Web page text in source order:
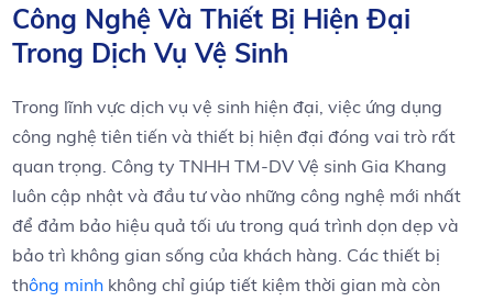
Công⁢ Nghệ Và Thiết ⁢Bị⁣ Hiện Đại
Trong Dịch ​Vụ Vệ Sinh
Trong ⁢lĩnh ⁢vực‍ dịch vụ vệ sinh hiện đại, việc ‍ứng dụng
công nghệ tiên tiến và ⁢thiết⁢ bị hiện đại đóng ‍vai trò rất
quan trọng. Công ty‌ TNHH TM-DV Vệ sinh ‌Gia Khang
‍luôn cập nhật và đầu tư ‌vào những ⁤công nghệ ⁢mới nhất
‍để đảm⁢ bảo hiệu quả ⁢tối ưu trong quá trình dọn⁣ dẹp và
bảo ⁣trì không gian sống‌ của khách hàng. ‍Các​ thiết bị
thông minh không chỉ giúp ⁤tiết‍ kiệm ‌thời‍ gian mà còn